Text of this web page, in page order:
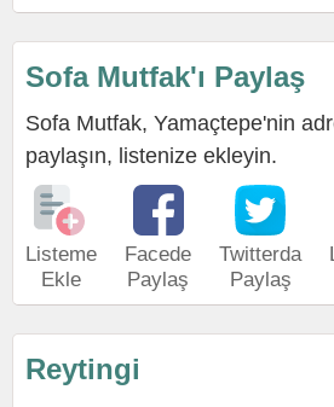
Sofa Mutfak'ı Paylaş
Sofa Mutfak, Yamaçtepe'nin
paylaşın, listenize ekleyin.
Listeme
Ekle
Facede
Paylaş
Twitterda
Paylaş
Reytingi